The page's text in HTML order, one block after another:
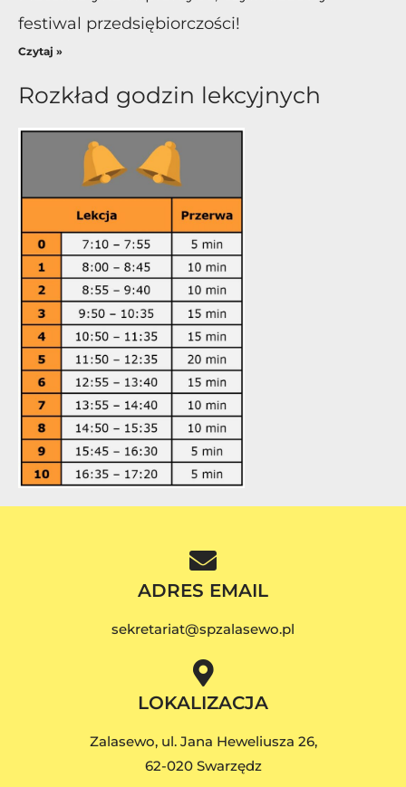
festiwal przedsiębiorczości!
Czytaj »
Rozkład godzin lekcyjnych
ADRES EMAIL
sekretariat@spzalasewo.pl
LOKALIZACJA
Zalasewo, ul. Jana Heweliusza 26,
62-020 Swarzędz